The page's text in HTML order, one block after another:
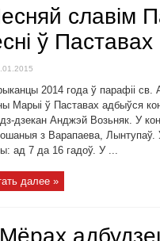
славім
ў Паставах
2014 года ў парафіі св.
Марыі ў Паставах адбыўся
дзекан Анджэй Возьняк. У
з Варапаева, Лынтупаў.
ад 7 да 16 гадоў. У ...
далее »